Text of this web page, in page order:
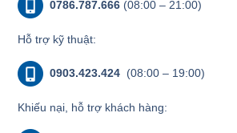
0786.787.666 (08:00 – 21:00)
Hỗ trợ kỹ thuật:
0903.423.424 (08:00 – 19:00)
Khiếu nại, hỗ trợ khách hàng: